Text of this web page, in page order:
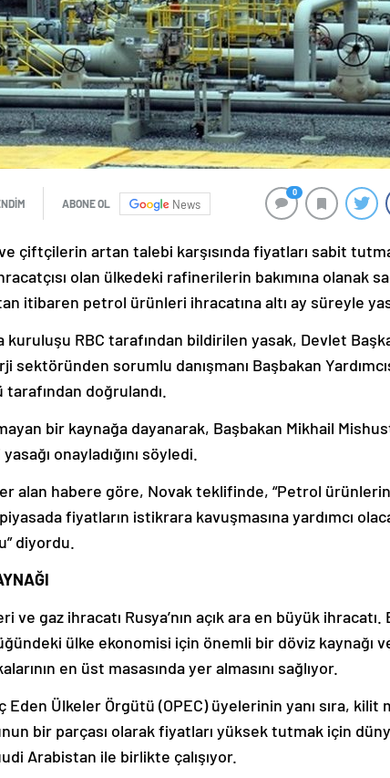
ABONE OL News
0
çiftçilerin artan talebi karşısında fiyatları sabit
olan ülkedeki rafinerilerin bakımına olanak
itibaren petrol ürünleri ihracatına altı ay süreyle
kuruluşu RBC tarafından bildirilen yasak, Devlet
sektöründen sorumlu danışmanı Başbakan
tarafından doğrulandı.
bir kaynağa dayanarak, Başbakan Mikhail
onayladığını söyledi.
alan habere göre, Novak teklifinde, “Petrol
fiyatların istikrara kavuşmasına yardımcı
diyordu.
gaz ihracatı Rusya’nın açık ara en büyük ihracatı.
ülke ekonomisi için önemli bir döviz kaynağı ve
en üst masasında yer almasını sağlıyor.
Ülkeler Örgütü (OPEC) üyelerinin yanı sıra,
bir parçası olarak fiyatları yüksek tutmak için
Arabistan ile birlikte çalışıyor.